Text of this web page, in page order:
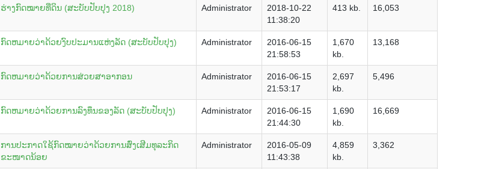
ຮ່າງ​ກົດ​ໝາຍ​ທີ່​ດິນ (ສະ​ບັບ​ປັບ​ປຸງ 2018) Administrator
2018-10-22
11:38:20
413 kb. 16,053
ກົດຫມາຍວ່າດ້ວຍງົບປະມານແຫ່ງລັດ (ສະບັບປັບປຸງ) Administrator
2016-06-15
21:58:53
1,670
kb.
13,168
ກົດຫມາຍວ່າດ້ວຍການສ່ວຍສາອາກອນ Administrator
2016-06-15
21:53:17
2,697
kb.
5,496
ກົດຫມາຍວ່າດ້ວຍການລົງທຶນຂອງລັດ (ສະບັບປັບປຸງ) Administrator
2016-06-15
21:44:30
1,690
kb.
16,669
ການປະກາດໃຊ້ກົດໝາຍວ່າດ້ວຍການສົ່ງເສີມທຸລະກິດ
ຂະໜາດນ້ອຍ
Administrator
2016-05-09
11:43:38
4,859
kb.
3,362